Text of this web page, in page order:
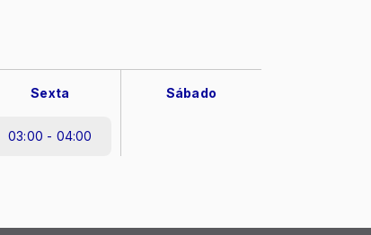
Sexta
03:00 - 04:00
Sábado